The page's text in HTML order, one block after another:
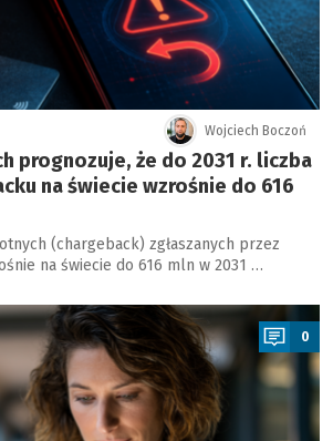
Wojciech Boczoń
prognozuje, że do 2031 r. liczba
na świecie wzrośnie do 616
(chargeback) zgłaszanych przez
na świecie do 616 mln w 2031 …
0